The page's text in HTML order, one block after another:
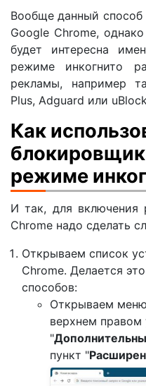
Вообще данный способ
Google Chrome,
будет интересна
режиме инкогнито
рекламы, например
Plus, Adguard или
Как
режиме
И так, для включения
Chrome надо сделать
Открываем список
Chrome. Делается
способов:
Открываем
верхнем правом
"
пункт "